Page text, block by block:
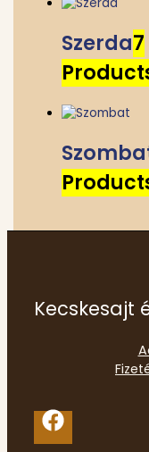
Szerda7
Kecskesajt